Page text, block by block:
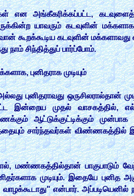
என அங்கீகரிக்கப்பட்ட,
யாவரும் கடவுளின்
கூறக்கூடிய கடவுளின்
நாம் சிந்தித்துப் பார்ப்போம்.
புனிதராக முடியும்
புனிதராவது ஒருசிலரால்தான்
இன்றைய முதல் வாசகத்தில்,
ஆட்டுக்குட்டிக்கும்
சார்ந்தவர்கள் விண்ணகத்தில்
பாகுபாடும்
முடியும். இதையே
என்பார்.